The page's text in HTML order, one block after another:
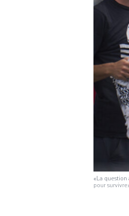
«La question
pour